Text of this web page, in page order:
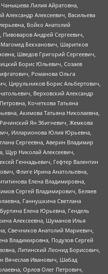
Лилия Айратовна,
Александр Алексеевич, Васильева
Бойко Анатолий
Пивоваров Андрей Сергеевич,
Магомед Бекханович, Шарипков
Шведов Григорий Сергеевич,
Борис Юльевич, Созаев
Романова Ольга
Цирульников Борис Альбертович,
Верховский Александр
Кочеткова Татьяна
Акимова Татьяна Николаевна,
Ян Збигневич, Жемкова
Илларионова Юлия Юрьевна,
Сергеевна, Аверин Владимир
Щур Николай Алексеевич,
Геннадьевич, Гефтер Валентин
Флиге Ирина Анатольевна,
Елена Владимировна,
Сергей Владимирович, Беляев
Ганнушкина Светлана
Елена Юрьевна, Гендель
Алексеевна, Шуманов Илья
Свечников Анатолий Мариевич,
Владимировна, Подузов Сергей
Литинский Леонид Борисович,
Вячеслав Иванович, Шабад
Орлов Олег Петрович,